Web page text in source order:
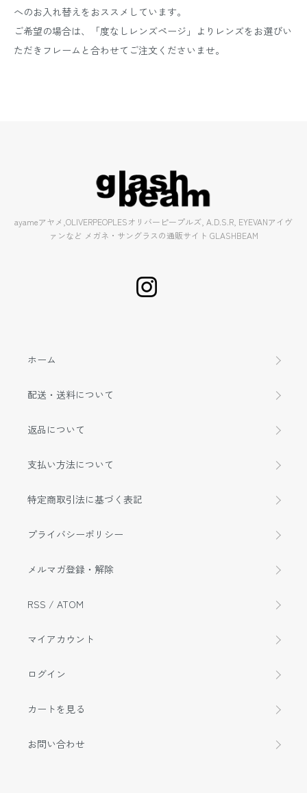
へのお入れ替えをおススメしています。
ご希望の場合は、「度なしレンズページ」よりレンズをお選びい
ただきフレームと合わせてご注文くださいませ。
ayameアヤメ,OLIVERPEOPLESオリバーピープルズ, A.D.S.R, EYEVANアイヴ
ァンなど メガネ・サングラスの通販サイト GLASHBEAM
ホーム
配送・送料について
返品について
支払い方法について
特定商取引法に基づく表記
プライバシーポリシー
メルマガ登録・解除
RSS / ATOM
マイアカウント
ログイン
カートを見る
お問い合わせ